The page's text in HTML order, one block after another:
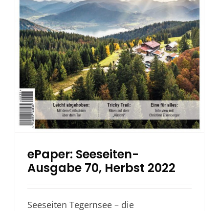
ePaper: Seeseiten-
Ausgabe 70, Herbst 2022
Seeseiten Tegernsee – die